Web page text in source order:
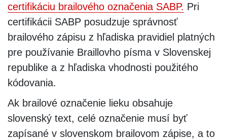
certifikáciu brailového označenia SABP. Pri
certifikácii SABP posudzuje správnosť
brailového zápisu z hľadiska pravidiel platných
pre používanie Braillovho písma v Slovenskej
republike a z hľadiska vhodnosti použitého
kódovania.
Ak brailové označenie lieku obsahuje
slovenský text, celé označenie musí byť
zapísané v slovenskom brailovom zápise, a to